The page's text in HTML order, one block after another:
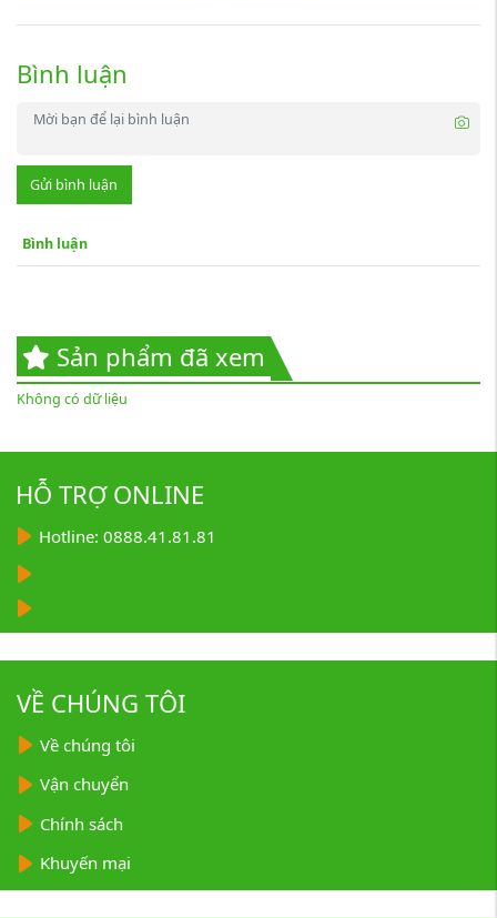
Bình luận
Gửi bình luận
Bình luận
Sản phẩm đã xem
Không có dữ liệu
HỖ TRỢ ONLINE
Hotline: 0888.41.81.81
VỀ CHÚNG TÔI
Về chúng tôi
Vận chuyển
Chính sách
Khuyến mại